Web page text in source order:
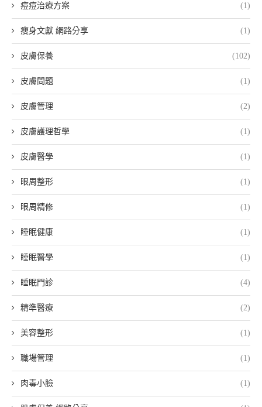
痘痘治療方案 (1)
瘦身文獻 網路分享 (1)
皮膚保養 (102)
皮膚問題 (1)
皮膚管理 (2)
皮膚護理哲學 (1)
皮膚醫學 (1)
眼周整形 (1)
眼周精修 (1)
睡眠健康 (1)
睡眠醫學 (1)
睡眠門診 (4)
精準醫療 (2)
美容整形 (1)
職場管理 (1)
肉毒小臉 (1)